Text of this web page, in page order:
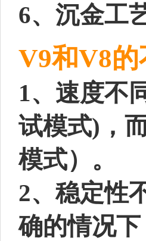
6、沉金工
V9和V8的
1、速度不
试模式)，
模式）。
2、稳定性
确的情况